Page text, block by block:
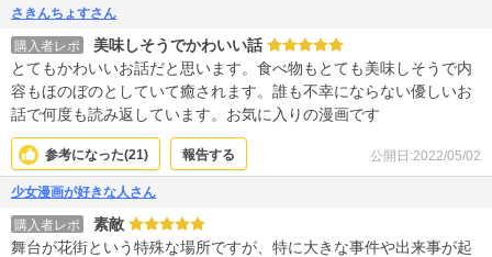
さきんちょすさん
購入者レポ
美味しそうでかわいい話
とてもかわいいお話だと思います。食べ物もとても美味しそうで内
容もほのぼのとしていて癒されます。誰も不幸にならない優しいお
話で何度も読み返しています。お気に入りの漫画です
公開日:2022/05/02
参考になった(21) 報告する
少女漫画が好きな人さん
購入者レポ
素敵
舞台が花街という特殊な場所ですが、特に大きな事件や出来事が起